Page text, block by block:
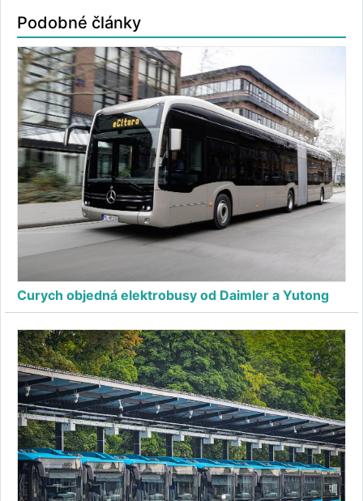
Podobné články
Curych objedná elektrobusy od Daimler a Yutong